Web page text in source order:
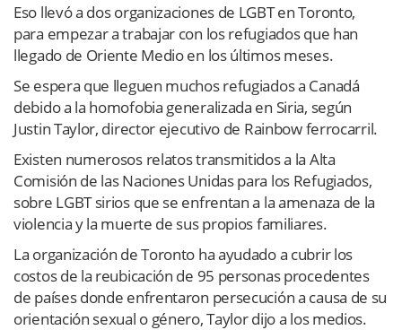
Eso llevó a dos organizaciones de LGBT en Toronto,
para empezar a trabajar con los refugiados que han
llegado de Oriente Medio en los últimos meses.
Se espera que lleguen muchos refugiados a Canadá
debido a la homofobia generalizada en Siria, según
Justin Taylor, director ejecutivo de Rainbow ferrocarril.
Existen numerosos relatos transmitidos a la Alta
Comisión de las Naciones Unidas para los Refugiados,
sobre LGBT sirios que se enfrentan a la amenaza de la
violencia y la muerte de sus propios familiares.
La organización de Toronto ha ayudado a cubrir los
costos de la reubicación de 95 personas procedentes
de países donde enfrentaron persecución a causa de su
orientación sexual o género, Taylor dijo a los medios.